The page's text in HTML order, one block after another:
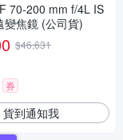
70-200 mm f/4L IS
變焦鏡 (公司貨)
$46,631
券
貨到通知我